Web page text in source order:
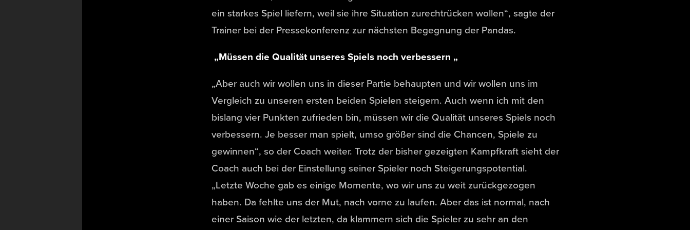
ein starkes Spiel liefern, weil sie ihre Situation zurechtrücken wollen“, sagte der
Trainer bei der Pressekonferenz zur nächsten Begegnung der Pandas.
„Müssen die Qualität unseres Spiels noch verbessern „
„Aber auch wir wollen uns in dieser Partie behaupten und wir wollen uns im
Vergleich zu unseren ersten beiden Spielen steigern. Auch wenn ich mit den
bislang vier Punkten zufrieden bin, müssen wir die Qualität unseres Spiels noch
verbessern. Je besser man spielt, umso größer sind die Chancen, Spiele zu
gewinnen“, so der Coach weiter. Trotz der bisher gezeigten Kampfkraft sieht der
Coach auch bei der Einstellung seiner Spieler noch Steigerungspotential.
„Letzte Woche gab es einige Momente, wo wir uns zu weit zurückgezogen
haben. Da fehlte uns der Mut, nach vorne zu laufen. Aber das ist normal, nach
einer Saison wie der letzten, da klammern sich die Spieler zu sehr an den